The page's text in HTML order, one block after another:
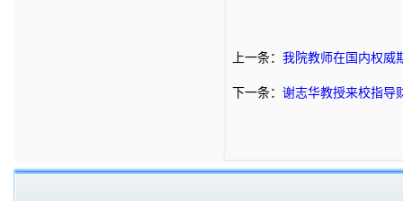
上一条： 我院教师在国内权威
下一条： 谢志华教授来校指导